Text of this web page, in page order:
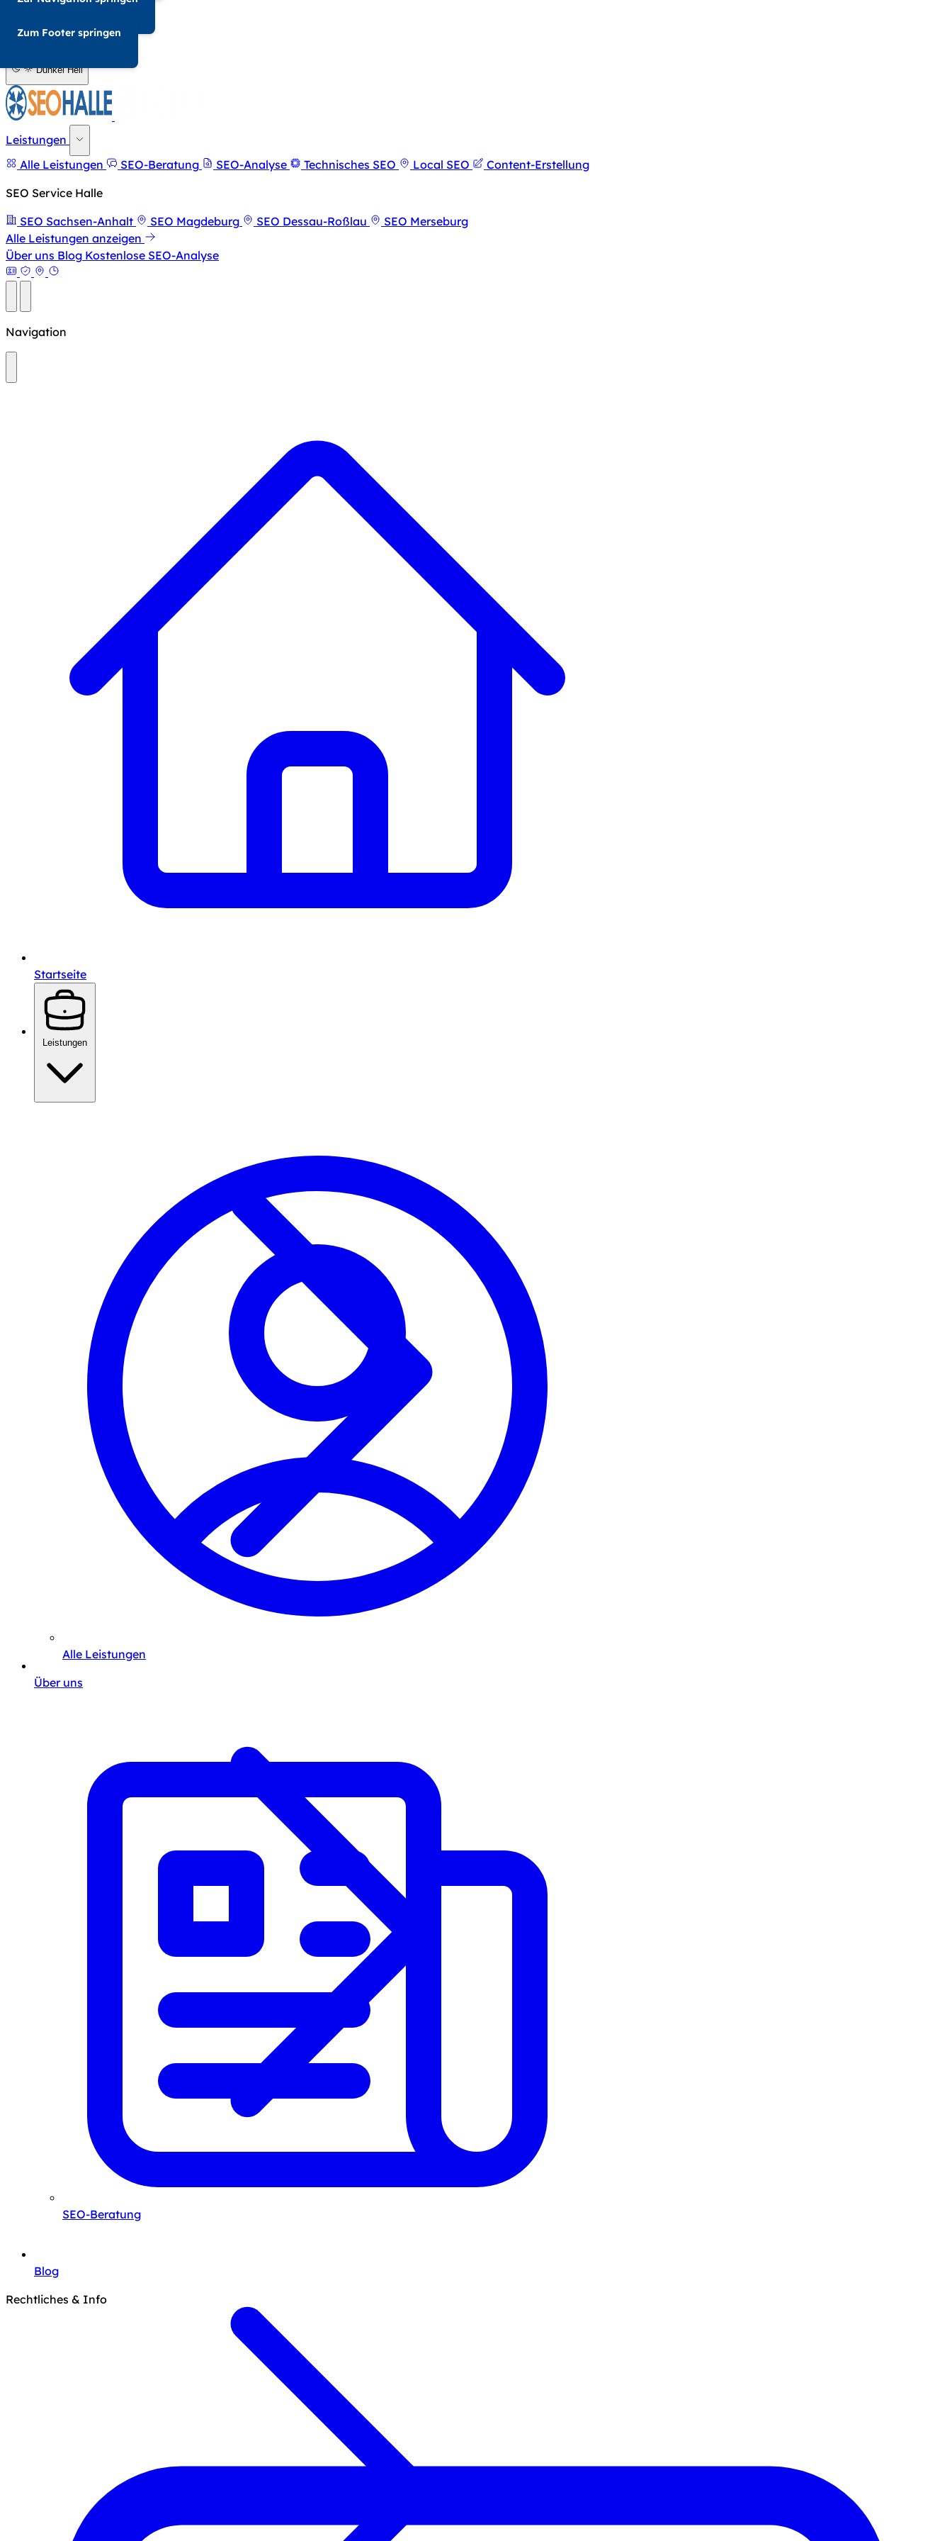
Zum Footer springen
A- A+
Dunkel Hell
Leistungen
Alle Leistungen
SEO-Beratung SEO-Analyse Technisches SEO Local SEO
Content-Erstellung
SEO Service Halle
SEO Sachsen-Anhalt
SEO Magdeburg SEO Dessau-Roßlau
SEO Merseburg
Alle Leistungen anzeigen
Über uns Blog Kostenlose SEO-Analyse
Navigation
Startseite
Leistungen
Alle Leistungen
SEO-Beratung
Über uns
Blog
Rechtliches & Info